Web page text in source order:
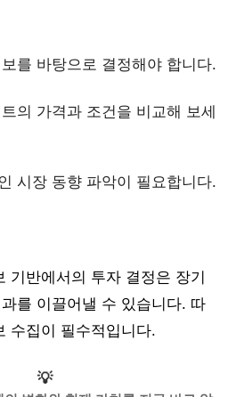
를 바탕으로 결정해야 합니다.
의 가격과 조건을 비교해 보세
시장 동향 파악이 필요합니다.
기반에서의 투자 결정은 장기
를 이끌어낼 수 있습니다. 따
수집이 필수적입니다.
💡